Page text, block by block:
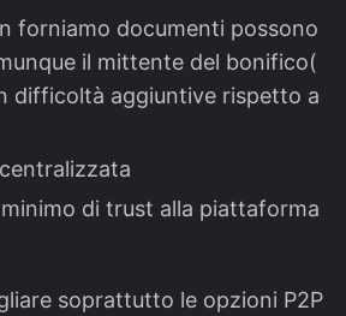
forniamo documenti possono
il mittente del bonifico(
difficoltà aggiuntive rispetto a
di trust alla piattaforma
soprattutto le opzioni P2P